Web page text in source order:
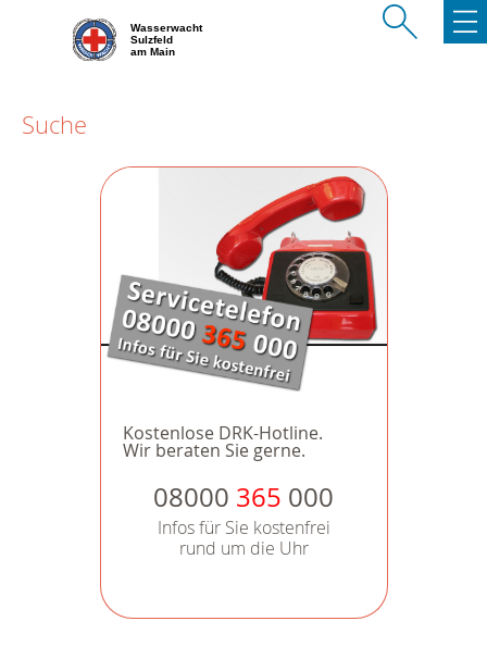
Wasserwacht
Sulzfeld
am Main
Suche
Kostenlose DRK-Hotline.
Wir beraten Sie gerne.
08000 365 000
Infos für Sie kostenfrei
rund um die Uhr